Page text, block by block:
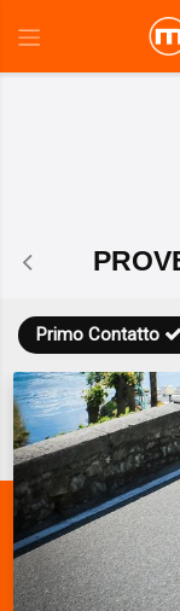
Primo Contatto